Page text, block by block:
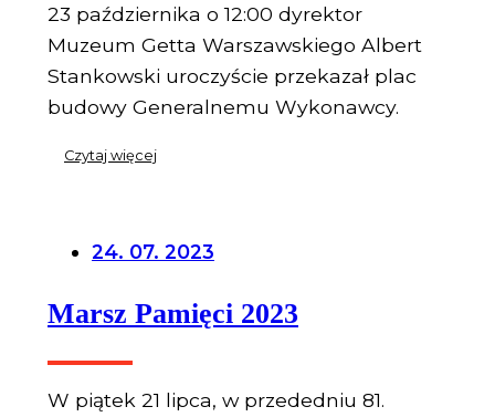
23 października o 12:00 dyrektor
Muzeum Getta Warszawskiego Albert
Stankowski uroczyście przekazał plac
budowy Generalnemu Wykonawcy.
Czytaj więcej
24. 07. 2023
Marsz Pamięci 2023
W piątek 21 lipca, w przededniu 81.